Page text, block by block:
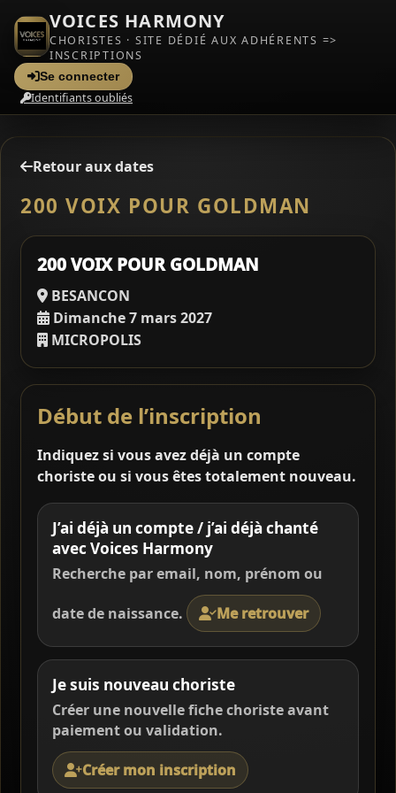
VOICES HARMONY
CHORISTES · SITE DÉDIÉ AUX ADHÉRENTS =>
INSCRIPTIONS
Se connecter
Identifiants oubliés
Retour aux dates
200 VOIX POUR GOLDMAN
200 VOIX POUR GOLDMAN
BESANCON
Dimanche 7 mars 2027
MICROPOLIS
Début de l’inscription
Indiquez si vous avez déjà un compte
choriste ou si vous êtes totalement nouveau.
J’ai déjà un compte / j’ai déjà chanté
avec Voices Harmony
Recherche par email, nom, prénom ou
date de naissance. Me retrouver
Je suis nouveau choriste
Créer une nouvelle fiche choriste avant
paiement ou validation.
Créer mon inscription